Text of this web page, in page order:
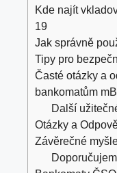
Kde najít
19
Jak správně
Tipy pro
Časté otázky ⁢a
bankomatům
Další
Otázky a
Závěrečné